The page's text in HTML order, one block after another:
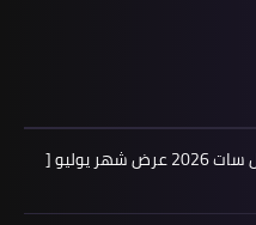
اعلن لدينا فى مدونة ترددات النايل سات 2026 عرض شهر يوليو [